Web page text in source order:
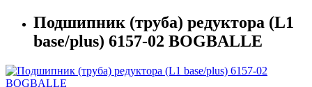
Подшипник (труба) редуктора (L1
base/plus) 6157-02 BOGBALLE